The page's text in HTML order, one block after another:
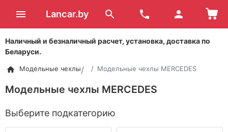
Lancar.by
Наличный и безналичный расчет, установка, доставка по
Беларуси.
Модельные чехлы Модельные чехлы MERCEDES
Модельные чехлы MERCEDES
Выберите подкатегорию